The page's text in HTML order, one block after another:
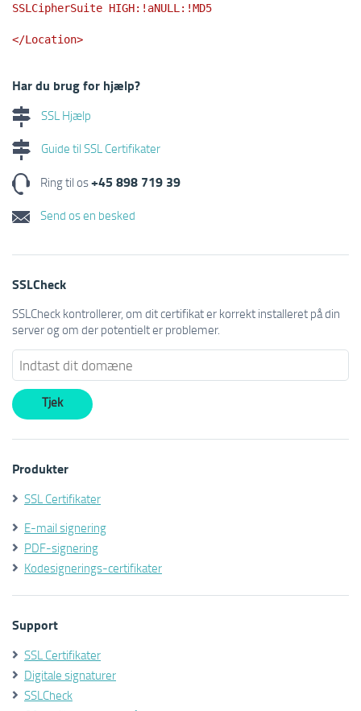
SSLCipherSuite HIGH:!aNULL:!MD5
</Location>
Har du brug for hjælp?
SSL Hjælp
Guide til SSL Certifikater
Ring til os+45 898 719 39
Send os en besked
SSLCheck
SSLCheck kontrollerer, om dit certifikat er korrekt installeret på din
server og om der potentielt er problemer.
Produkter
SSL Certifikater
E-mail signering
PDF-signering
Kodesignerings-certifikater
Support
SSL Certifikater
Digitale signaturer
SSLCheck